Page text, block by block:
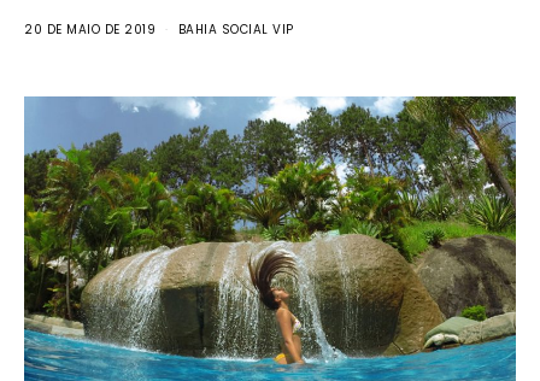
20 DE MAIO DE 2019 BAHIA SOCIAL VIP